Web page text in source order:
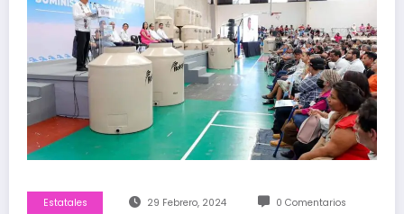
Estatales 29 Febrero, 2024 0 Comentarios